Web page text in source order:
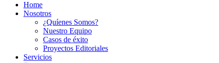
Home
Nosotros
¿Quíenes Somos?
Nuestro Equipo
Casos de éxito
Proyectos Editoriales
Servicios